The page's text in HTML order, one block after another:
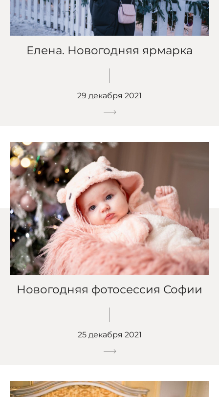
Елена. Новогодняя ярмарка
29 декабря 2021
Новогодняя фотосессия Софии
25 декабря 2021